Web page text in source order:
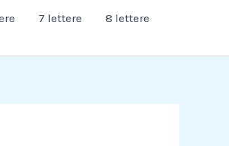
7 lettere
8 lettere